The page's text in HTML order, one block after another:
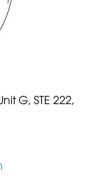
G, STE 222,